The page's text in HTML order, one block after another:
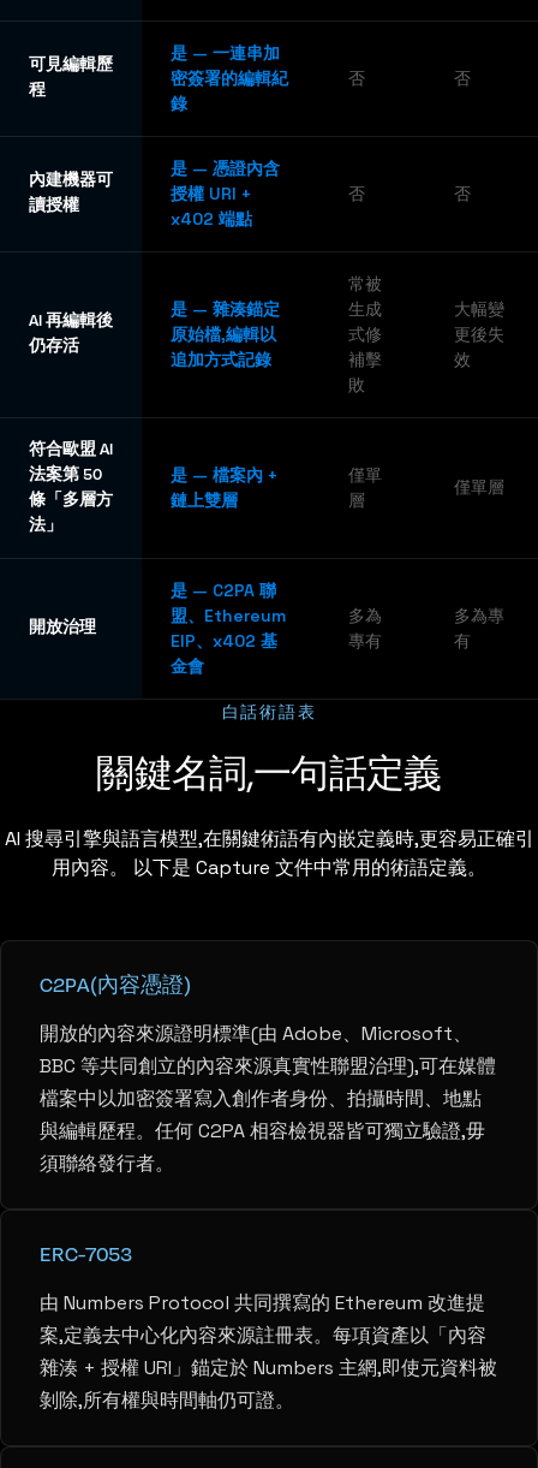
可見編輯歷
程
是 — 一連串加
密簽署的編輯紀
錄
否 否
內建機器可
讀授權
是 — 憑證內含
授權 URI +
x402 端點
否 否
AI 再編輯後
仍存活
是 — 雜湊錨定
原始檔,編輯以
追加方式記錄
常被
生成
式修
補擊
敗
大幅變
更後失
效
符合歐盟 AI
法案第 50
條「多層方
法」
是 — 檔案內 +
鏈上雙層
僅單
層
僅單層
開放治理
是 — C2PA 聯
盟、Ethereum
EIP、x402 基
金會
多為
專有
多為專
有
白話術語表
關鍵名詞,一句話定義
AI 搜尋引擎與語言模型,在關鍵術語有內嵌定義時,更容易正確引
用內容。 以下是 Capture 文件中常用的術語定義。
C2PA(內容憑證)
開放的內容來源證明標準(由 Adobe、Microsoft、
BBC 等共同創立的內容來源真實性聯盟治理),可在媒體
檔案中以加密簽署寫入創作者身份、拍攝時間、地點
與編輯歷程。任何 C2PA 相容檢視器皆可獨立驗證,毋
須聯絡發行者。
ERC-7053
由 Numbers Protocol 共同撰寫的 Ethereum 改進提
案,定義去中心化內容來源註冊表。每項資產以「內容
雜湊 + 授權 URI」錨定於 Numbers 主網,即使元資料被
剝除,所有權與時間軸仍可證。